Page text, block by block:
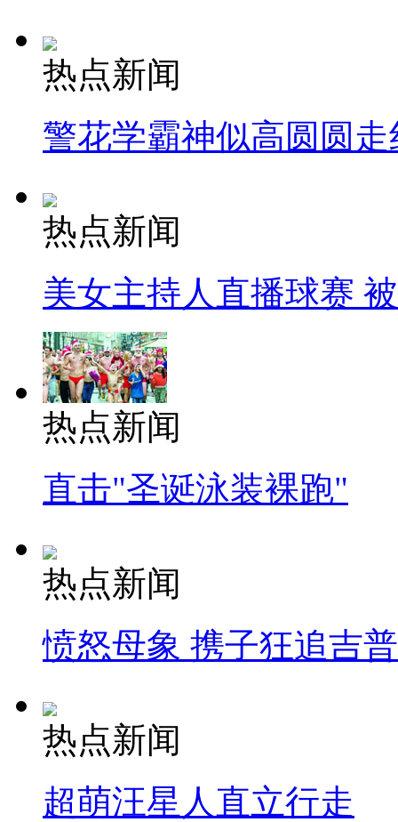
热点新闻
警花学霸神似高圆圆走
热点新闻
美女主持人直播球赛
热点新闻
直击"圣诞泳装裸跑"
热点新闻
愤怒母象 携子狂追吉
热点新闻
超萌汪星人直立行走